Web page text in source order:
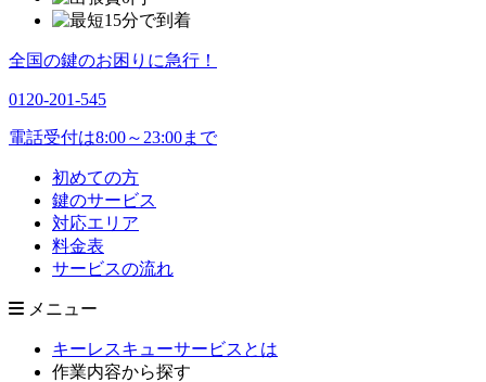
全国の鍵のお困りに急行！
0120-201-545
電話受付は8:00～23:00まで
初めての方
鍵のサービス
対応エリア
料金表
サービスの流れ
メニュー
キーレスキューサービスとは
作業内容から探す